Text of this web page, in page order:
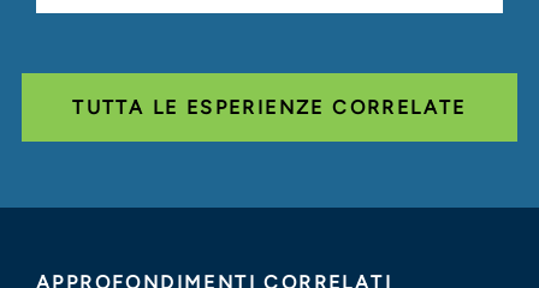
TUTTA LE ESPERIENZE CORRELATE
APPROFONDIMENTI CORRELATI